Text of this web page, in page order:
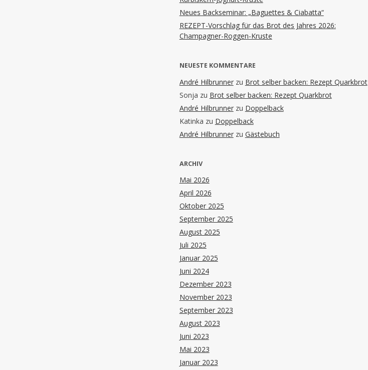
Neues Backseminar: „Baguettes & Ciabatta“
REZEPT-Vorschlag für das Brot des Jahres 2026:
Champagner-Roggen-Kruste
NEUESTE KOMMENTARE
André Hilbrunnerzu Brot selber backen: Rezept Quarkbrot
Sonja zu Brot selber backen: Rezept Quarkbrot
André Hilbrunnerzu Doppelback
Katinka zu Doppelback
André Hilbrunnerzu Gästebuch
ARCHIV
Mai 2026
April 2026
Oktober 2025
September 2025
August 2025
Juli 2025
Januar 2025
Juni 2024
Dezember 2023
November 2023
September 2023
August 2023
Juni 2023
Mai 2023
Januar 2023